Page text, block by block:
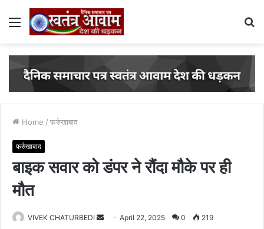
Menu
Home / फर्रुखाबाद
फर्रुखाबाद
बाइक सवार को डंपर ने रौंदा मौके पर ही
मौत
VIVEK CHATURBEDI April 22, 2025 0 219